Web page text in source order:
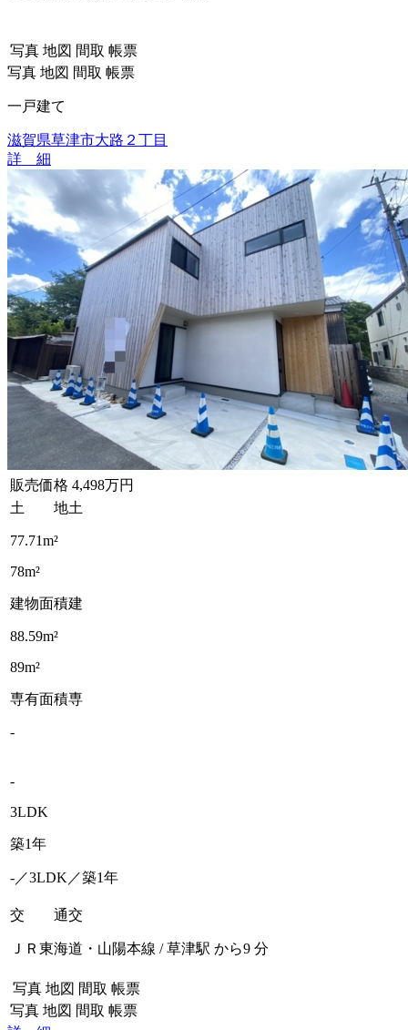
写真 地図 間取 帳票
写真 地図 間取 帳票
一戸建て
滋賀県草津市大路２丁目
詳 細
販売価格 4,498万円
土 地土
77.71m²
78m²
建物面積建
88.59m²
89m²
専有面積専
-
-
3LDK
築1年
-／3LDK／築1年
交 通交
ＪＲ東海道・山陽本線 / 草津駅 から9 分
写真 地図 間取 帳票
写真 地図 間取 帳票